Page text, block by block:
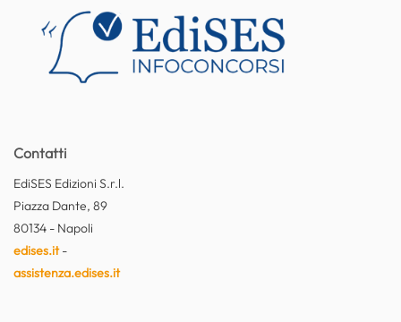
Contatti
EdiSES Edizioni S.r.l.
Piazza Dante, 89
80134 - Napoli
edises.it-
assistenza.edises.it